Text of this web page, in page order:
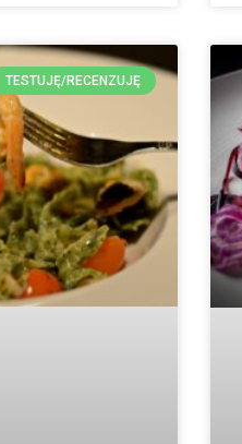
TESTUJĘ/RECENZUJĘ